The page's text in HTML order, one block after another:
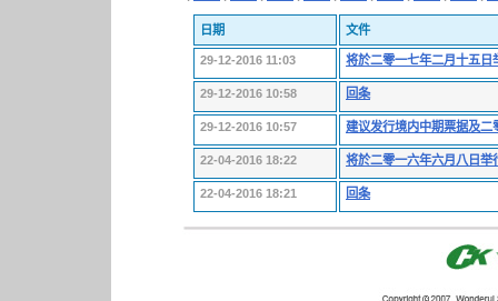
日期 文件
29-12-2016 11:03 将於二零一七年二月十五日
29-12-2016 10:58 回条
29-12-2016 10:57 建议发行境内中期票据及二
22-04-2016 18:22 将於二零一六年六月八日举
22-04-2016 18:21 回条